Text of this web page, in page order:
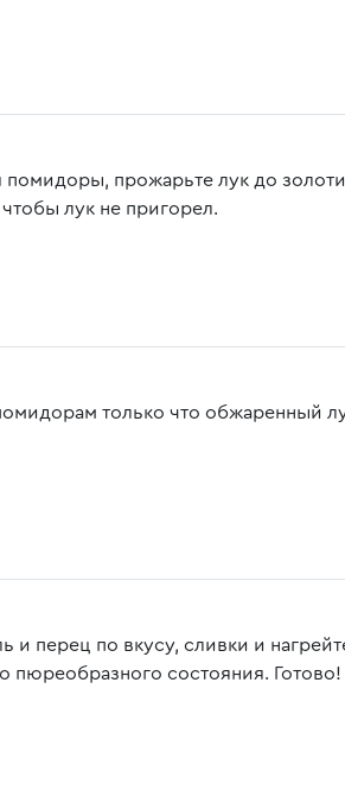
помидоры, прожарьте лук до
лук не пригорел.
только что обжаренный
и перец по вкусу, сливки и
пюреобразного состояния. Готово!